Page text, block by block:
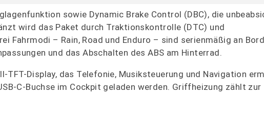
sowie Dynamic Brake Control (DBC), die
wird das Paket durch Traktionskontrolle (DTC) und
Fahrmodi – Rain, Road und Enduro – sind serienmäßig an
und das Abschalten des ABS am Hinterrad.
TFT-Display, das Telefonie, Musiksteuerung und Navigation
C-Buchse im Cockpit geladen werden. Griffheizung zählt zur